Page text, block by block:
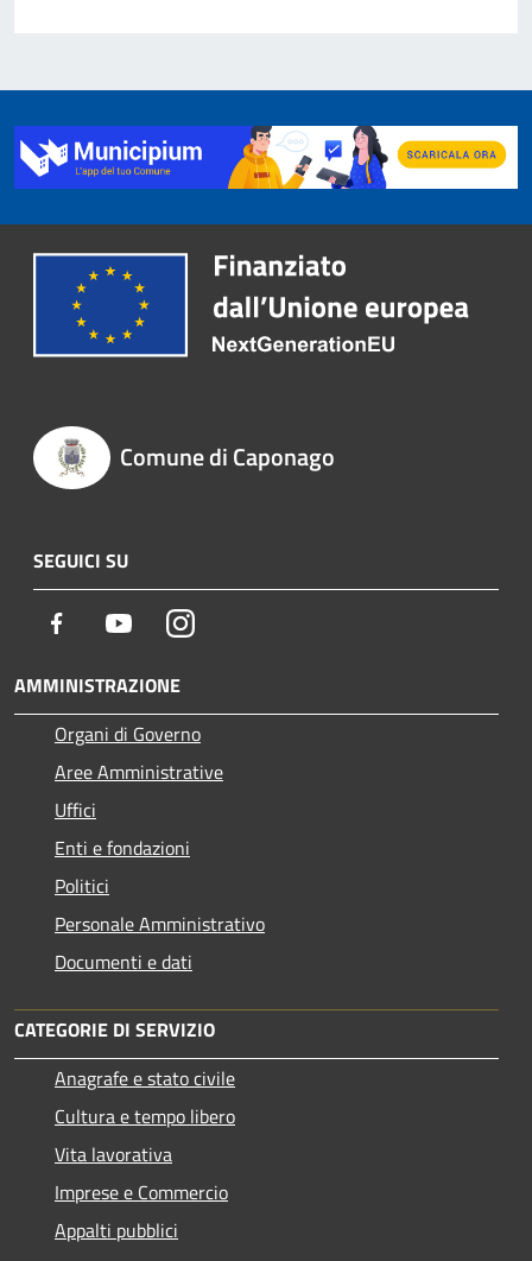
Comune di Caponago
SEGUICI SU
Facebook YoutubeInstagram
AMMINISTRAZIONE
Organi di Governo
Aree Amministrative
Uffici
Enti e fondazioni
Politici
Personale Amministrativo
Documenti e dati
CATEGORIE DI SERVIZIO
Anagrafe e stato civile
Cultura e tempo libero
Vita lavorativa
Imprese e Commercio
Appalti pubblici